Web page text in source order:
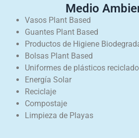
Medio
Vasos Plant Based
Guantes Plant Based
Productos de Higiene
Bolsas Plant Based
Uniformes de plásticos
Energía Solar
Reciclaje
Compostaje
Limpieza de Playas